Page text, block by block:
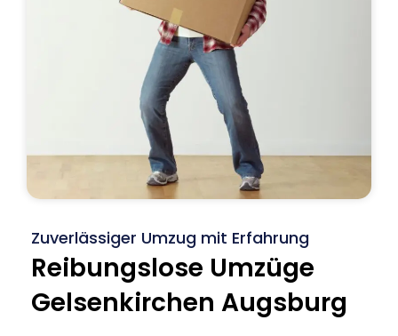
Zuverlässiger Umzug mit Erfahrung
Reibungslose Umzüge
Gelsenkirchen Augsburg